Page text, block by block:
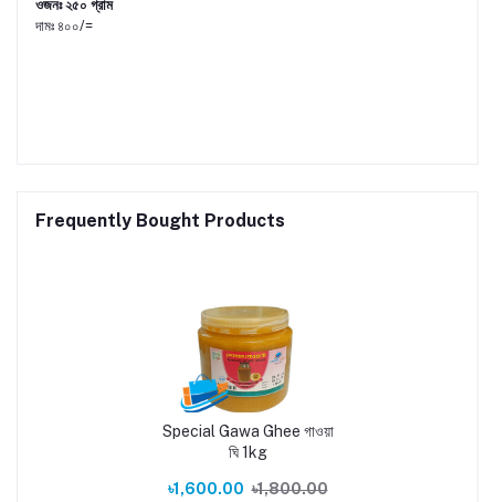
ওজনঃ ২৫০ গ্রাম
দামঃ ৪০০/=
Frequently Bought Products
Special Gawa Ghee গাওয়া
ঘি 1kg
৳1,600.00 ৳1,800.00